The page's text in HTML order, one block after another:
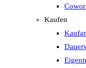
Kaufen